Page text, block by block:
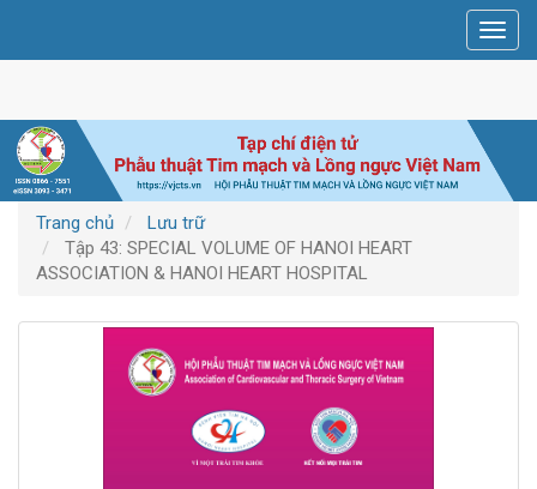
chính
chính
Thanh
bên
Trang chủ
Lưu trữ
Tập 43: SPECIAL VOLUME OF HANOI HEART
ASSOCIATION & HANOI HEART HOSPITAL